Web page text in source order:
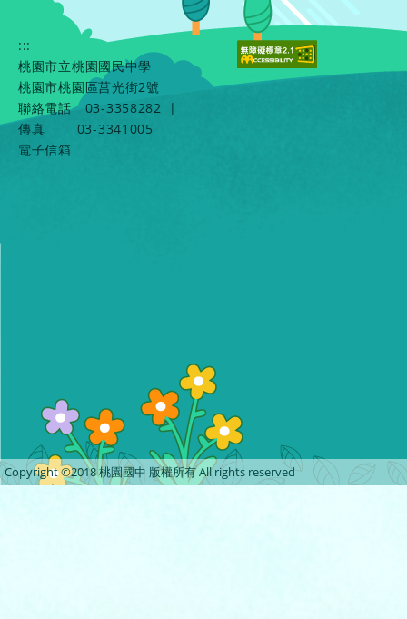
:::
桃園市立桃園國民中學
桃園市桃園區莒光街2號
聯絡電話
03-3358282
|
傳真
03-3341005
電子信箱
Copyright ©2018 桃園國中 版權所有 All rights reserved